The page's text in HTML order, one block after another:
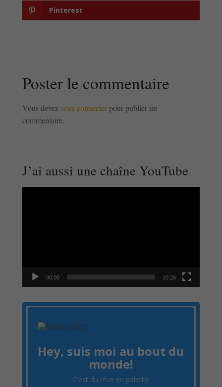
Pinterest
Poster le commentaire
Vous devezvous connecterpour publier un
commentaire.
J’ai aussi une chaîne YouTube
00:00 10:26
Hey, suis moi au bout du
monde!
C'est du rêve en palette!